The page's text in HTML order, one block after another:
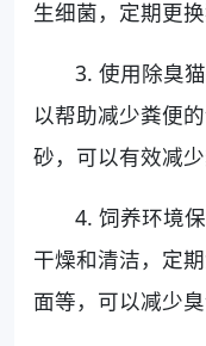
生细菌，定期更
3. 使用除臭
以帮助减少粪便
砂，可以有效减少
4. 饲养环境
干燥和清洁，定
面等，可以减少臭